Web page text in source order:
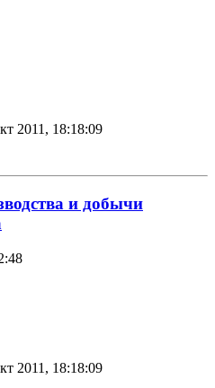
2011, 18:18:09
и добычи
2011, 18:18:09